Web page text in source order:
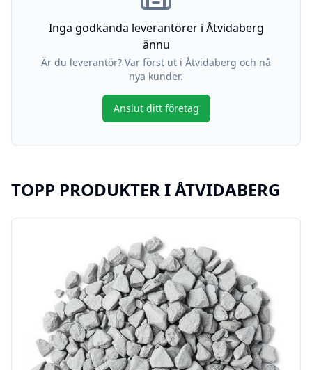
Inga godkända leverantörer i Åtvidaberg
ännu
Är du leverantör? Var först ut i Åtvidaberg och nå
nya kunder.
Anslut ditt företag
TOPP PRODUKTER IÅTVIDABERG